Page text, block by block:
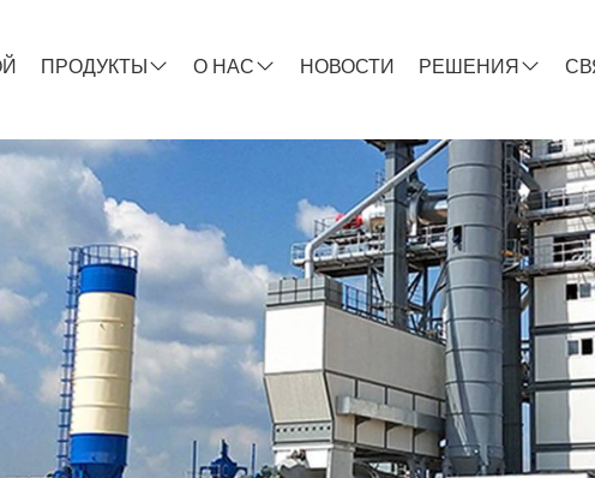
ПРОДУКТЫ О НАС НОВОСТИ РЕШЕНИЯ